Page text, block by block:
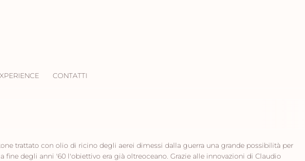
CONTATTI
trattato con olio di ricino degli aerei dimessi dalla guerra una grande possibilità per
degli anni '60 l'obiettivo era già oltreoceano. Grazie alle innovazioni di Claudio